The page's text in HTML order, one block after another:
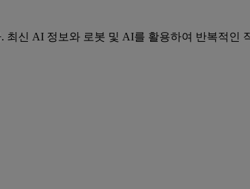
신 AI 정보와 로봇 및 AI를 활용하여 반복적인